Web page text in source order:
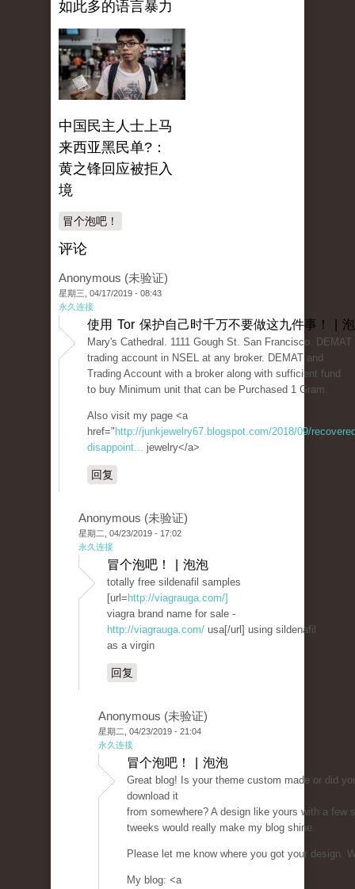
如此多的语言暴力
中国民主人士上马
来西亚黑民单?：
黄之锋回应被拒入
境
冒个泡吧！
评论
Anonymous (未验证)
星期三, 04/17/2019 - 08:43
永久连接
使用 Tor 保护自己时千万不要做这九件事！ |
Mary's Cathedral. 1111 Gough St. San Francisco. DEMAT
trading account in NSEL at any broker. DEMAT and
Trading Account with a broker along with sufficient fund
to buy Minimum unit that can be Purchased 1 Gram.
Also visit my page <a
href=" http://junkjewelry67.blogspot.com/2018/09/
disappoint... jewelry</a>
回复
Anonymous (未验证)
星期二, 04/23/2019 - 17:02
永久连接
冒个泡吧！ | 泡泡
totally free sildenafil samples
[url= http://viagrauga.com/]
viagra brand name for sale -
http://viagrauga.com/ usa[/url] using sildenafil
as a virgin
回复
Anonymous (未验证)
星期二, 04/23/2019 - 21:04
永久连接
冒个泡吧！ | 泡泡
Great blog! Is your theme custom made or did
download it
from somewhere? A design like yours with a few
tweeks would really make my blog shine.
Please let me know where you got your design.
My blog: <a